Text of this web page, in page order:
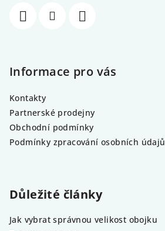
Informace pro vás
Kontakty
Partnerské prodejny
Obchodní podmínky
Podmínky zpracování osobních údajů
Důležité články
Jak vybrat správnou velikost obojku